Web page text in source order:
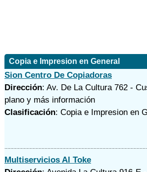
Copia e Impresion en General
Sion Centro De Copiadoras
Dirección: Av. De La Cultura 762 -
plano y más información
Clasificación: Copia e Impresion en
Multiservicios Al Toke